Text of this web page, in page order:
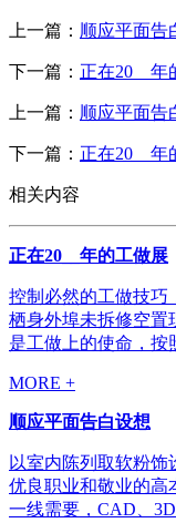
上一篇： 顺应平面告
下一篇： 正在20__年
上一篇： 顺应平面告
下一篇： 正在20__年
相关内容
正在20__年的工做展
控制必然的工做技巧
栖身外埠未拆修空置
是工做上的使命，按
MORE +
顺应平面告白设想
以室内陈列取软粉
优良职业和敬业的高
一线需要，CAD、